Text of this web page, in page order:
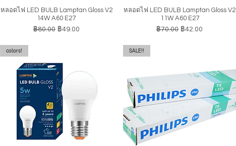
ดูข้อมูลด่วน
หลอดไฟ LED BULB Lamptan Gloss V2
14W A60 E27
ราคาปกติ
฿80.00 ราคาขายลด
฿49.00
ดูข้อมูลด่วน
หลอดไฟ LED BULB Lamptan Gloss V2
11W A60 E27
ราคาปกติ
฿70.00 ราคาขายลด
฿42.00
colors! SALE!!